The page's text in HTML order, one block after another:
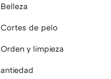
Belleza
Cortes de pelo
Orden y limpieza
antiedad